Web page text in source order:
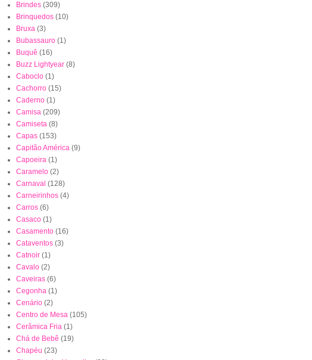
Brindes (309)
Brinquedos (10)
Bruxa (3)
Bubassauro (1)
Buquê (16)
Buzz Lightyear (8)
Caboclo (1)
Cachorro (15)
Caderno (1)
Camisa (209)
Camiseta (8)
Capas (153)
Capitão América (9)
Capoeira (1)
Caramelo (2)
Carnaval (128)
Carneirinhos (4)
Carros (6)
Casaco (1)
Casamento (16)
Cataventos (3)
Catnoir (1)
Cavalo (2)
Caveiras (6)
Cegonha (1)
Cenário (2)
Centro de Mesa (105)
Cerâmica Fria (1)
Chá de Bebê (19)
Chapéu (23)